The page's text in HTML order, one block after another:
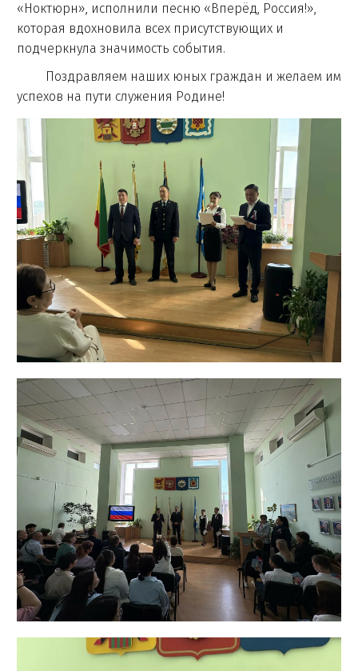
«Ноктюрн», исполнили песню «Вперёд, Россия!»,
которая вдохновила всех присутствующих и
подчеркнула значимость события.
Поздравляем наших юных граждан и желаем им
успехов на пути служения Родине!